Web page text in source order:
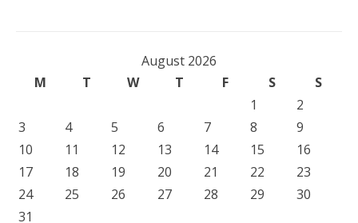
August 2026
M
T W T F S
S
1
2
3
4 5 6 7 8
9
10
11 12 13 14 15
16
17
18 19 20 21 22
23
24
25 26 27 28 29
30
31